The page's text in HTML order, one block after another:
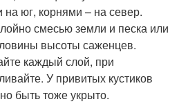
юг, корнями – на север.
смесью земли и песка или
высоты саженцев.
каждый слой, при
У привитых кустиков
быть тоже укрыто.